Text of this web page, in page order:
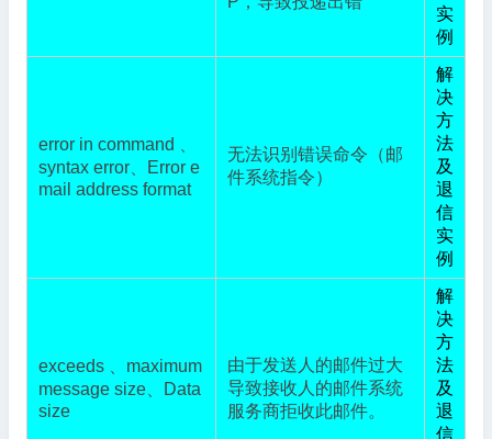
实
例
error in command 、
syntax error、Error e
mail address format
无法识别错误命令（邮
件系统指令）
解
决
方
法
及
退
信
实
例
exceeds 、maximum
message size、Data
size
由于发送人的邮件过大
导致接收人的邮件系统
服务商拒收此邮件。
解
决
方
法
及
退
信